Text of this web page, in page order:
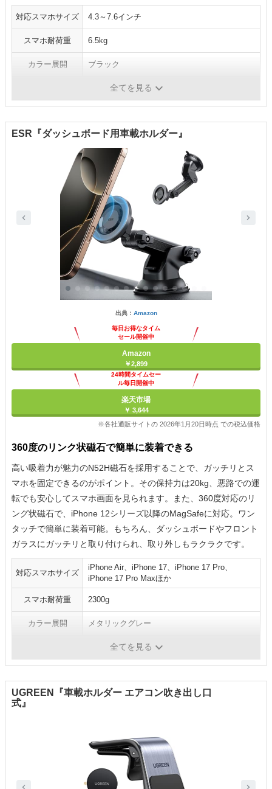
対応スマホサイズ 4.3～7.6インチ
スマホ耐荷重 6.5kg
カラー展開 ブラック
マグネット全てを見る
ESR『ダッシュボード用車載ホルダー』
出典： Amazon
毎日お得なタイム
セール開催中
Amazon
￥2,899
24時間タイムセー
ル毎日開催中
楽天市場
￥ 3,644
※各社通販サイトの 2026年1月20日時点 での税込価格
360度のリンク状磁石で簡単に装着できる
高い吸着力が魅力のN52H磁石を採用することで、ガッチリとス
マホを固定できるのがポイント。その保持力は20kg、悪路での運
転でも安心してスマホ画面を見られます。また、360度対応のリ
ング状磁石で、iPhone 12シリーズ以降のMagSafeに対応。ワン
タッチで簡単に装着可能。もちろん、ダッシュボードやフロント
ガラスにガッチリと取り付けられ、取り外しもラクラクです。
対応スマホサイズ
iPhone Air、iPhone 17、iPhone 17 Pro、
iPhone 17 Pro Maxほか
スマホ耐荷重 2300g
カラー展開 メタリックグレー
マグネット全てを見る
UGREEN『車載ホルダー エアコン吹き出し口
式』